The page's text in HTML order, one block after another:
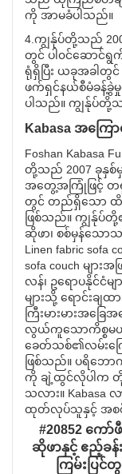
ကို အာမခံပါသည်။
4.ကျွန်ုပ်တို့သည်
တွင် ပါ၀င်ဆောင်ရွ
ရုံရှိပြီး ယခုအခါတွ
ဖက်ရှင်နယ်စီမံခန့်ခွဲမှုဝ
ပါသည်။ ကျွန်ုပ်တို့
Kabasa အကြော
Foshan Kabasa
တို့သည် 2007 ခုနှစ်
အတွေ့အကြုံဖြင့် တရု
တွင် တည်ရှိသော ထိ
ဖြစ်သည်။ ကျွန်ုပ်တို့
ဆိုဖာ၊ စစ်မှန်သောသ
Linen fabric sofa
sofa couch များ
လန်၊ ဥရောပနိုင်ငံ
များသို့ ရောင်းခ
ကြီးမားမားအ
လွယ်ကူသောကိစ္စမ
ခေတ်သစ်၏လမ်းက
ဖြစ်သည်။ ပရိဘေ
ကို ချဲ့ထွင်လိုပါက
သလား။ Kabasa
ထုတ်လုပ်သူနှင့် အစစ်
#20852 ကေ
ဆိုဖာနှင့် ဧည့်ခ
ကြမ်းပြင်